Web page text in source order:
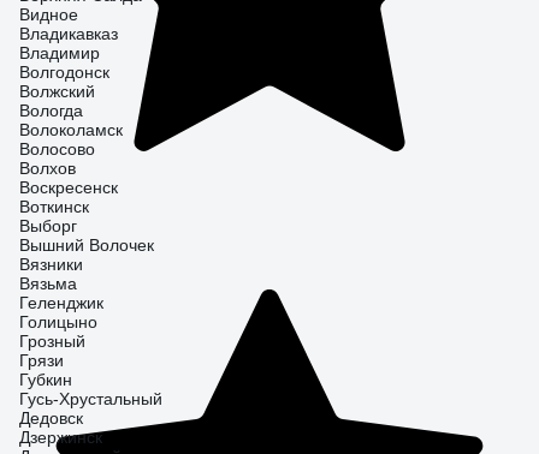
Видное
Владикавказ
Владимир
Волгодонск
Волжский
Вологда
Волоколамск
Волосово
Волхов
Воскресенск
Воткинск
Выборг
Вышний Волочек
Вязники
Вязьма
Геленджик
Голицыно
Грозный
Грязи
Губкин
Гусь-Хрустальный
Дедовск
Дзержинск